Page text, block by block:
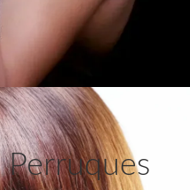
Perruques